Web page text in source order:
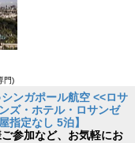
門)
ンガポール航空 <<ロサ
ズ・ホテル・ロサンゼ
定なし 5泊】
参加など、お気軽にお